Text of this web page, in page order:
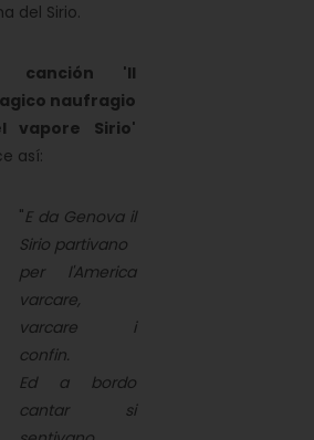
del Sirio.
canción 'Il
naufragio
vapore Sirio'
así:
"E da Genova il
Sirio partivano
per l'America
varcare,
varcare i
confin.
Ed a bordo
cantar si